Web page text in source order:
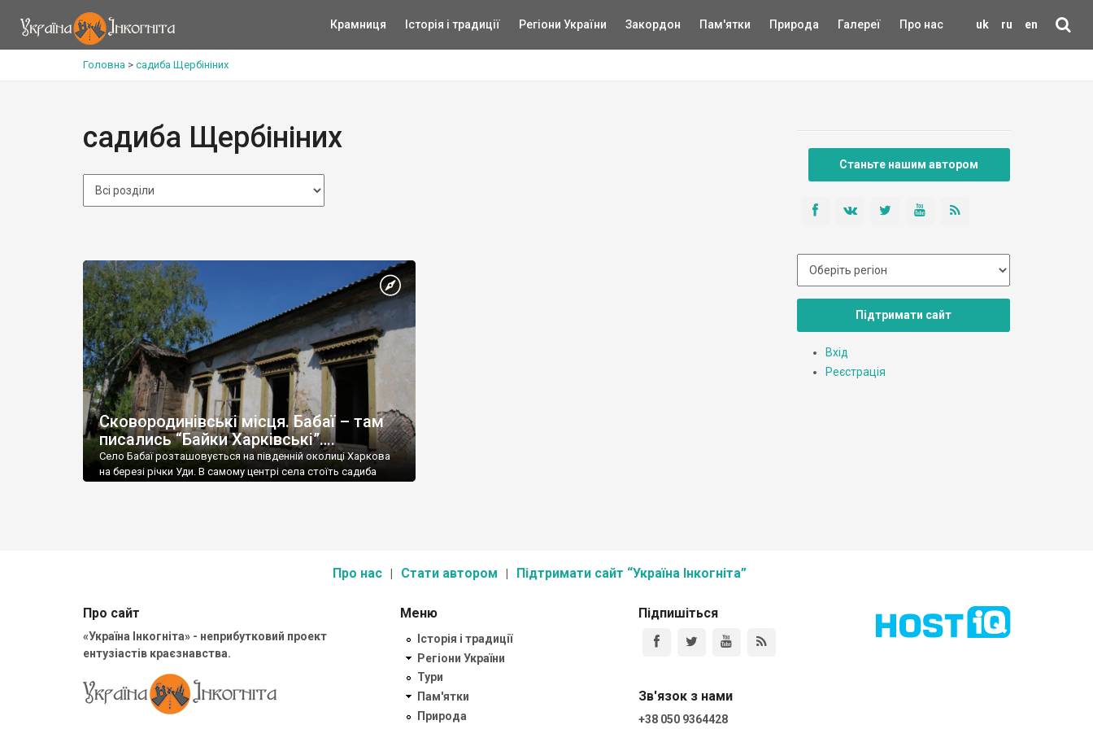
uk ru en
Крамниця Історія і традиції Регіони України Закордон Пам'ятки Природа Галереї Про нас
Головна > садиба Щербініних
садиба Щербініних
Сковородинівські місця. Бабаї – там
писались “Байки Харківські”….
Село Бабаї розташовується на південній околиці Харкова
на березі річки Уди. В самому центрі села стоїть садиба
Станьте нашим автором
Підтримати сайт
Вхід
Реєстрація
Про нас Стати автором Підтримати сайт “Україна Інкогніта”
Про сайт
«Україна Інкогніта» - неприбутковий проект
ентузіастів краєзнавства.
Меню
Історія і традиції
Регіони України
Тури
Пам'ятки
Природа
Підпишіться
Зв'язок з нами
+38 050 9364428